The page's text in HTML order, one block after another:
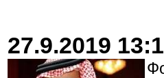
27.9.2019